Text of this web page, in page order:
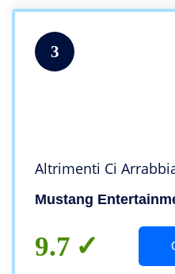
3
Altrimenti Ci
Mustang
9.7